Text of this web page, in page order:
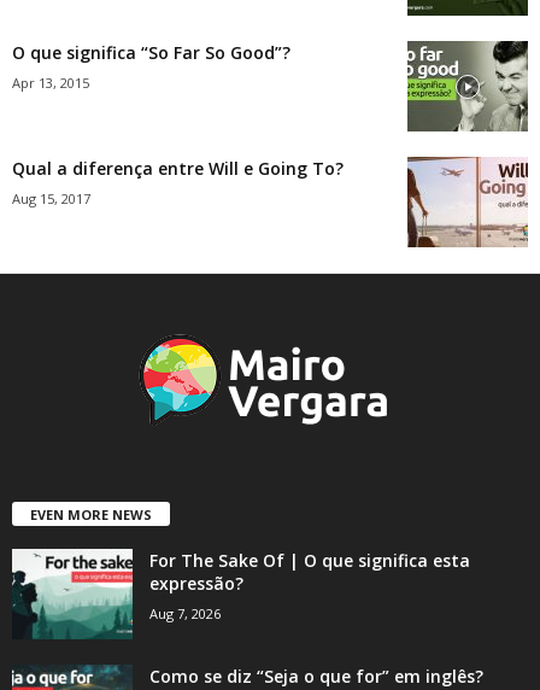
O que significa “So Far So Good”?
Apr 13, 2015
Qual a diferença entre Will e Going To?
Aug 15, 2017
EVEN MORE NEWS
For The Sake Of | O que significa esta
expressão?
Aug 7, 2026
Como se diz “Seja o que for” em inglês?